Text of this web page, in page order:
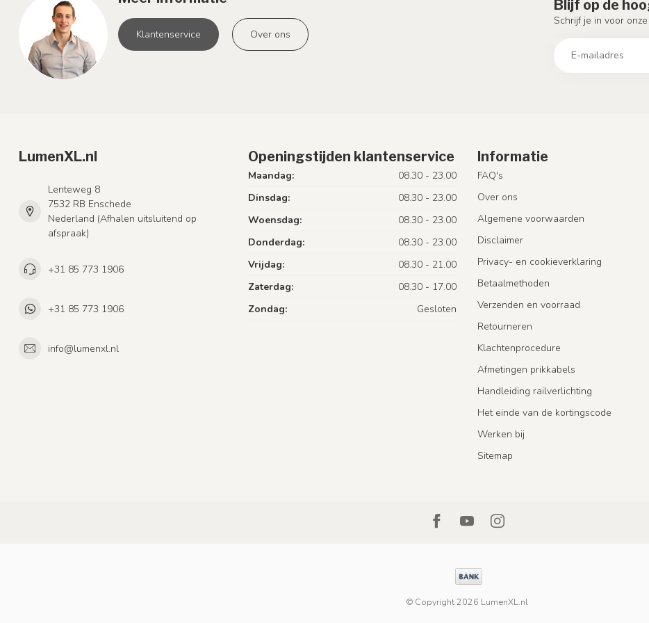
Klantenservice Over ons
Blijf op de
Schrijf je in voor
LumenXL.nl
Lenteweg 8
7532 RB Enschede
Nederland (Afhalen uitsluitend op
afspraak)
+31 85 773 1906
+31 85 773 1906
info@lumenxl.nl
Openingstijden klantenservice
Maandag:
08.30 - 23.00
Dinsdag:
08.30 - 23.00
Woensdag:
08.30 - 23.00
Donderdag:
08.30 - 23.00
Vrijdag:
08.30 - 21.00
Zaterdag:
08.30 - 17.00
Zondag:
Gesloten
Informatie
FAQ's
Over ons
Algemene voorwaarden
Disclaimer
Privacy- en cookieverklaring
Betaalmethoden
Verzenden en voorraad
Retourneren
Klachtenprocedure
Afmetingen prikkabels
Handleiding railverlichting
Het einde van de kortingscode
Werken bij
Sitemap
© Copyright 2026 LumenXL.nl